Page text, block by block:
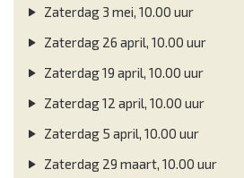
Zaterdag 3 mei, 10.00 uur
Zaterdag 26 april, 10.00 uur
Zaterdag 19 april, 10.00 uur
Zaterdag 12 april, 10.00 uur
Zaterdag 5 april, 10.00 uur
Zaterdag 29 maart, 10.00 uur